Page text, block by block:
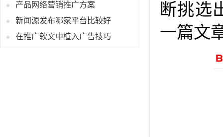
产品网络营销推广方案
新闻源发布哪家平台比较好
在推广软文中植入广告技巧
断挑选
一篇文